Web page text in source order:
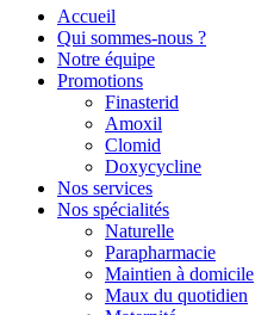
Accueil
Qui sommes-nous ?
Notre équipe
Promotions
Finasterid
Amoxil
Clomid
Doxycycline
Nos services
Nos spécialités
Naturelle
Parapharmacie
Maintien à domicile
Maux du quotidien